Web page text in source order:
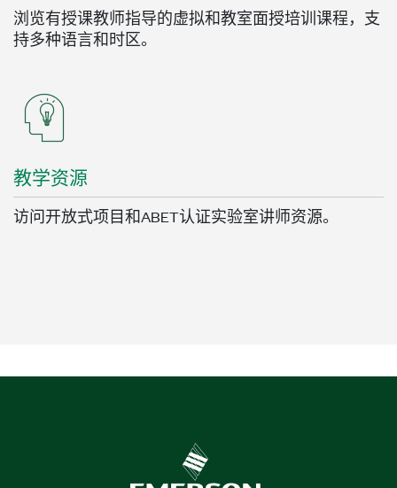
浏览有授课教师指导的虚拟和教室面授培训课程，支
持多种语言和时区。
教学资源
访问开放式项目和ABET认证实验室讲师资源。